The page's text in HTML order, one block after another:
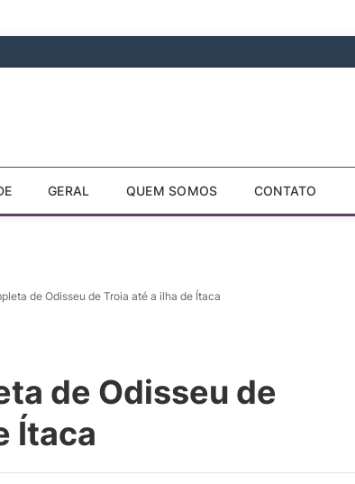
GERAL QUEM SOMOS CONTATO
de Odisseu de Troia até a ilha de Ítaca
de Odisseu de
Ítaca